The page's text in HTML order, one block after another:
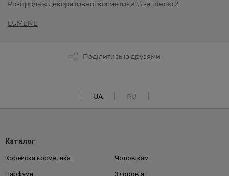
Розпродаж декоративної косметики: 3 за ціною 2
LUMENE
Поділитись із друзями
UA RU
Каталог
Корейска косметика Чоловікам
Парфуми Здоров'я